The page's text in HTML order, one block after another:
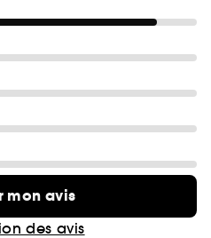
mon avis
des avis